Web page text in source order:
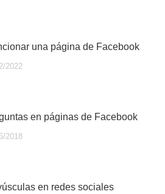
una página de Facebook
2022
en páginas de Facebook
2018
en redes sociales